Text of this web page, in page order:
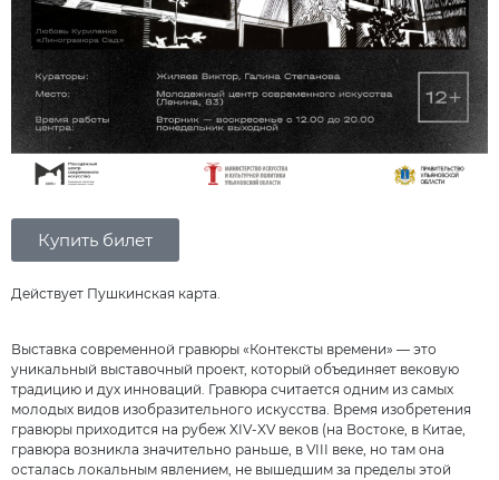
Купить билет
Действует Пушкинская карта.
Выставка современной гравюры «Контексты времени» — это
уникальный выставочный проект, который объединяет вековую
традицию и дух инноваций. Гравюра считается одним из самых
молодых видов изобразительного искусства. Время изобретения
гравюры приходится на рубеж XIV-XV веков (на Востоке, в Китае,
гравюра возникла значительно раньше, в VIII веке, но там она
осталась локальным явлением, не вышедшим за пределы этой